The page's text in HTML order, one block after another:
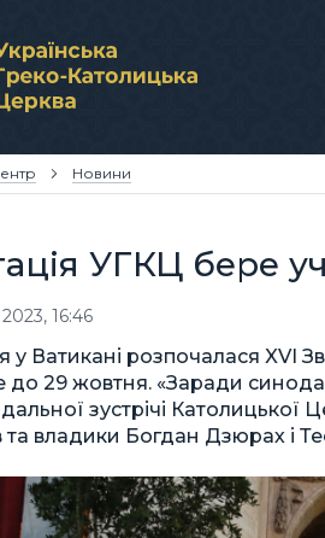
Новини
УГКЦ бере
16:46
у Ватикані розпочалася XVI
до 29 жовтня. «Заради
зустрічі
та владики Богдан Дзюрах і